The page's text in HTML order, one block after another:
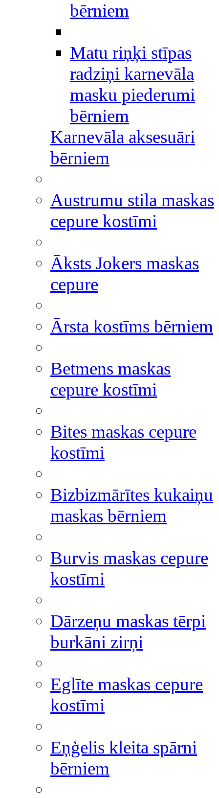
bērniem
Matu riņķi stīpas
radziņi karnevāla
masku piederumi
bērniem
Karnevāla aksesuāri
bērniem
Austrumu stila maskas
cepure kostīmi
Āksts Jokers maskas
cepure
Ārsta kostīms bērniem
Betmens maskas
cepure kostīmi
Bites maskas cepure
kostīmi
Bizbizmārītes kukaiņu
maskas bērniem
Burvis maskas cepure
kostīmi
Dārzeņu maskas tērpi
burkāni zirņi
Eglīte maskas cepure
kostīmi
Eņģelis kleita spārni
bērniem